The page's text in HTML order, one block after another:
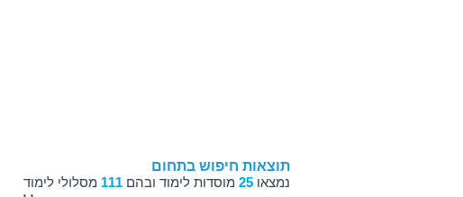
תוצאות חיפוש בתחום
נמצאו 25 מוסדות לימוד ובהם 111 מסלולי לימוד